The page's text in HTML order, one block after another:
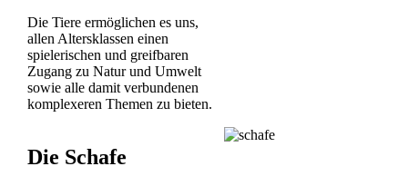
Die Tiere ermöglichen es uns,
allen Altersklassen einen
spielerischen und greifbaren
Zugang zu Natur und Umwelt
sowie alle damit verbundenen
komplexeren Themen zu bieten.
Die Schafe